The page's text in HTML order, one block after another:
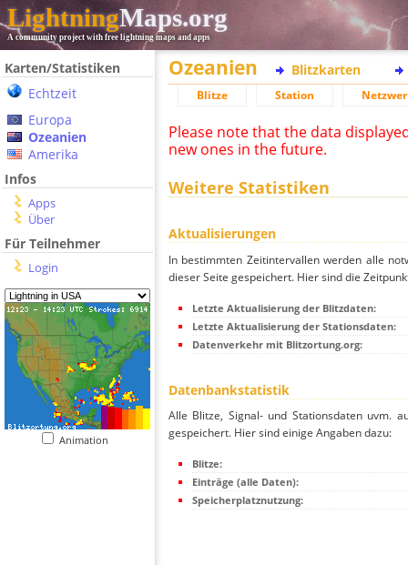
LightningMaps.org
A community project with free lightning maps and apps
Karten/Statistiken
Echtzeit
Europa
Ozeanien
Amerika
Infos
Apps
Über
Für Teilnehmer
Login
Animation
Ozeanien Blitzkarten
Blitze Station
Please note that the data
new ones in the future.
Weitere Statistiken
Aktualisierungen
In bestimmten Zeitintervallen werden alle
dieser Seite gespeichert. Hier sind die
Letzte Aktualisierung der Blitzdaten:
Letzte Aktualisierung der Stationsdaten:
Datenverkehr mit Blitzortung.org:
Datenbankstatistik
Alle Blitze, Signal- und Stationsdaten uvm.
gespeichert. Hier sind einige Angaben dazu:
Blitze:
Einträge (alle Daten):
Speicherplatznutzung: